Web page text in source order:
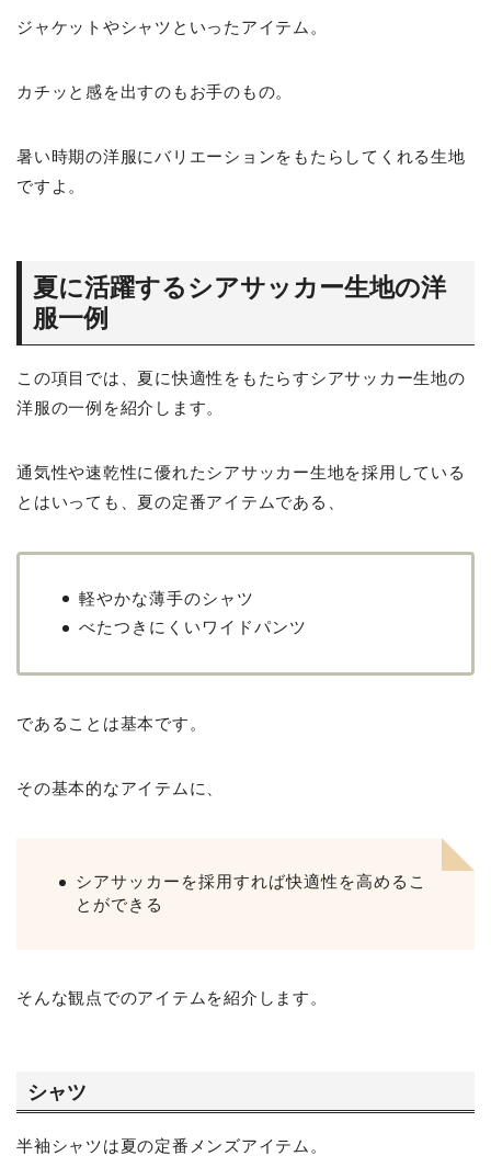
ジャケットやシャツといったアイテム。
カチッと感を出すのもお手のもの。
暑い時期の洋服にバリエーションをもたらしてくれる生地
ですよ。
夏に活躍するシアサッカー生地の洋
服一例
この項目では、夏に快適性をもたらすシアサッカー生地の
洋服の一例を紹介します。
通気性や速乾性に優れたシアサッカー生地を採用している
とはいっても、夏の定番アイテムである、
軽やかな薄手のシャツ
べたつきにくいワイドパンツ
であることは基本です。
その基本的なアイテムに、
シアサッカーを採用すれば快適性を高めるこ
とができる
そんな観点でのアイテムを紹介します。
シャツ
半袖シャツは夏の定番メンズアイテム。